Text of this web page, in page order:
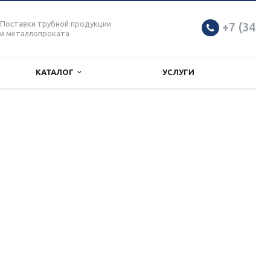
Поставки трубной продукции
и металлопроката
+7
КАТАЛОГ УСЛУГИ